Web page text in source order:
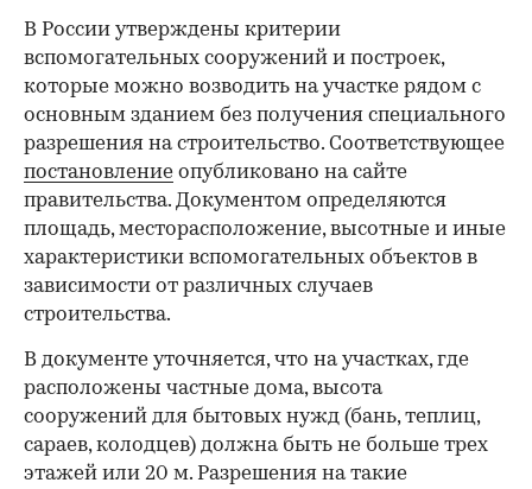
В России утверждены критерии
вспомогательных сооружений и построек,
которые можно возводить на участке рядом с
основным зданием без получения специального
разрешения на строительство. Соответствующее
постановление опубликовано на сайте
правительства. Документом определяются
площадь, месторасположение, высотные и иные
характеристики вспомогательных объектов в
зависимости от различных случаев
строительства.
В документе уточняется, что на участках, где
расположены частные дома, высота
сооружений для бытовых нужд (бань, теплиц,
сараев, колодцев) должна быть не больше трех
этажей или 20 м. Разрешения на такие